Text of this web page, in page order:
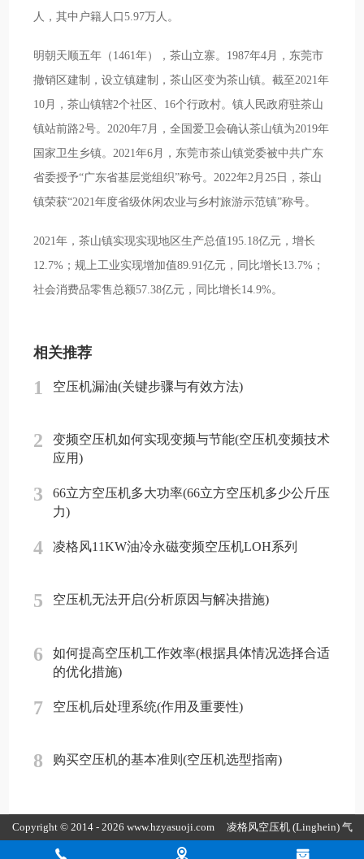
人，其中户籍人口5.97万人。
明朝天顺五年（1461年），茶山立寨。1987年4月，东莞市
撤销区建制，设立镇建制，茶山区变为茶山镇。截至2021年
10月，茶山镇辖2个社区、16个行政村。镇人民政府驻茶山
镇站前路2号。2020年7月，全国爱卫会确认茶山镇为2019年
国家卫生乡镇。2021年6月，东莞市茶山镇党委被中共广东
省委授予“广东省基层党组织”称号。2022年2月25日，茶山
镇荣获“2021年度省级休闲农业与乡村旅游示范镇”称号。
2021年，茶山镇实现实现地区生产总值195.18亿元，增长
12.7%；规上工业实现增加值89.91亿元，同比增长13.7%；
社会消费品零售总额57.38亿元，同比增长14.9%。
相关推荐
1 空压机漏油(关键步骤与有效方法)
2
变频空压机如何实现变频与节能(空压机变频技术
应用)
3
66立方空压机多大功率(66立方空压机多少公斤压
力)
4 凌格风11KW油冷永磁变频空压机LOH系列
5 空压机无法开启(分析原因与解决措施)
6
如何提高空压机工作效率(根据具体情况选择合适
的优化措施)
7 空压机后处理系统(作用及重要性)
8 购买空压机的基本准则(空压机选型指南)
Copyright © 2014 - 2026 www.hzyasuoji.com 凌格风空压机 (Linghein) 气
胜智能装备（深圳）有限公司版权所有
粤ICP备2021072975号